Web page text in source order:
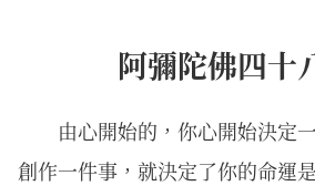
阿彌陀佛四十
由心開始的，你心開始決定
創作一件事，就決定了你的命運